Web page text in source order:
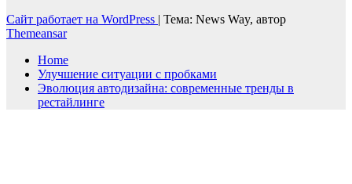
Сайт работает на WordPress | Тема: News Way, автор
Themeansar
Home
Улучшение ситуации с пробками
Эволюция автодизайна: современные тренды в
рестайлинге